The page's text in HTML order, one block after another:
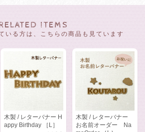
ITEMS
いる方は、こちらの商品も見ています
木製 / レターバナー H
appy Birthday ［L］
木製 / レターバナー
お名前オーダー Na